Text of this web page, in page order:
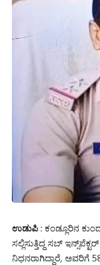
ಉಡುಪಿ : ಕಂಡ್ಲೂರಿನ
ಸಲ್ಲಿಸುತ್ತಿದ್ದ ಸಬ್
ನಿಧನರಾಗಿದ್ದಾರೆ, ಅವರಿಗೆ